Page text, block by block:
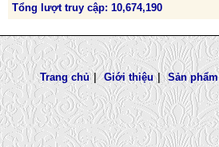
Tổng lượt truy cập: 10,674,190
Trang chủ | Giới thiệu | Sản phẩm